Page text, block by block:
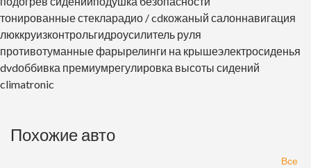
тонированные стекларадио / cdкожаный салоннавигация
люккруизконтрольгидроусилитель руля
противотуманные фарырелинги на крышеэлектросиденья
dvdоббивка премиумрегулировка высоты сидений
climatronic
Похожие авто
Все